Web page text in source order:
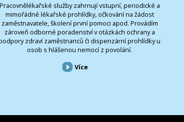
Pracovnělékařské služby zahrnují vstupní, periodické a
mimořádné lékařské prohlídky, očkování na žádost
zaměstnavatele, školení první pomoci apod. Provádím
zároveň odborné poradenství v otázkách ochrany a
zdraví zaměstnanců či dispenzární prohlídky u
osob s hlášenou nemocí z povolání.
Více